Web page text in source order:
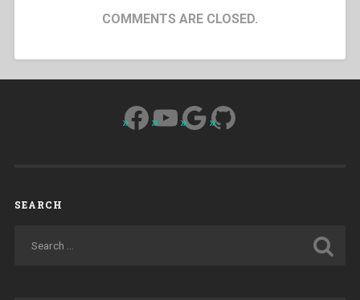
COMMENTS ARE CLOSED.
Facebook
YouTube
Google
GitHub
SEARCH